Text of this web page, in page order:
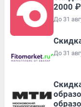
2000 ₽
До 31
До 31